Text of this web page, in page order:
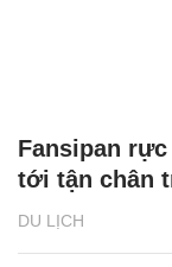
DU LỊCH
Fansipan
tới tận chân